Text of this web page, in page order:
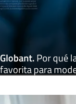
Globant.Por qué
favorita para